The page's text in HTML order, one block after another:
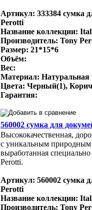
Артикул: 333384 сумка
Perotti
Название коллекции:
Производитель: Tony
Размер: 21*15*6
Объём:
Вес:
Материал: Натуральная
Цвета: Черный(1),
Гарантия:
560002 сумка для
Высококачественная,
с уникальным природным
выработанная
Perotti.
Артикул: 560002 сумка
Perotti
Название коллекции:
Производитель: Tony